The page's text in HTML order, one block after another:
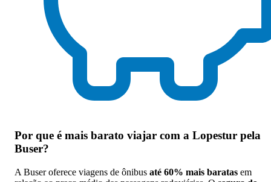
Por que é mais barato viajar com a Lopestur pela
Buser?
A Buser oferece viagens de ônibus até 60% mais baratas em